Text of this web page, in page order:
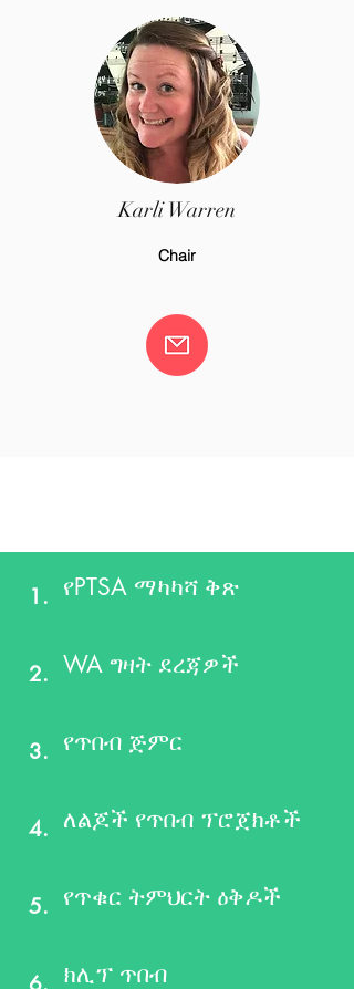
Karli Warren
Chair
1. የPTSA ማካካሻ ቅጽ
2. WA ግዛት ደረጃዎች
3. የጥበብ ጅምር
4. ለልጆች የጥበብ ፕሮጀክቶች
5. የጥቁር ትምህርት ዕቅዶች
ክሊፕ ጥበብ